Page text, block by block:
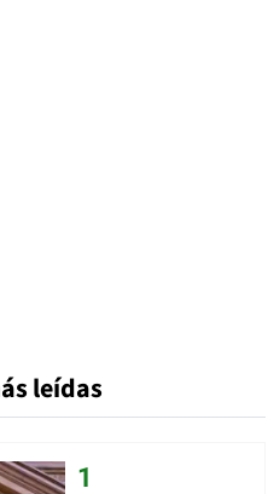
leídas